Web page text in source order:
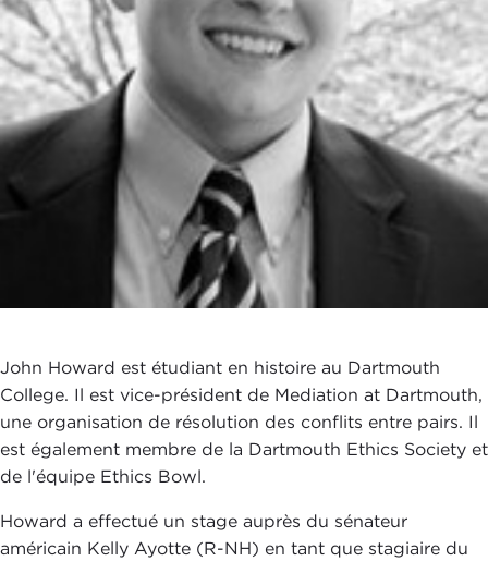
John Howard est étudiant en histoire au Dartmouth
College. Il est vice-président de Mediation at Dartmouth,
une organisation de résolution des conflits entre pairs. Il
est également membre de la Dartmouth Ethics Society et
de l'équipe Ethics Bowl.
Howard a effectué un stage auprès du sénateur
américain Kelly Ayotte (R-NH) en tant que stagiaire du